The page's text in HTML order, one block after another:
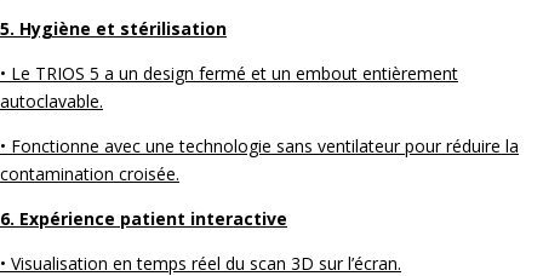
5. Hygiène et stérilisation
• Le TRIOS 5 a un design fermé et un embout entièrement
autoclavable.
• Fonctionne avec une technologie sans ventilateur pour réduire la
contamination croisée.
6. Expérience patient interactive
• Visualisation en temps réel du scan 3D sur l’écran.